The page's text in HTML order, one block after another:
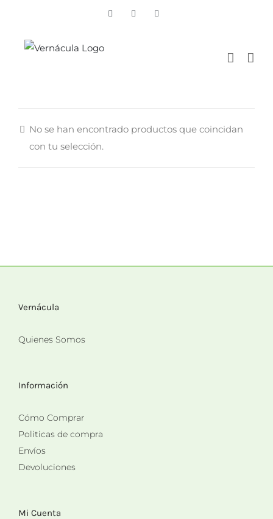
content
Vimeo Facebook
No se han encontrado productos que coincidan
con tu selección.
Vernácula
Quienes Somos
Información
Cómo Comprar
Politicas de compra
Envíos
Devoluciones
Mi Cuenta